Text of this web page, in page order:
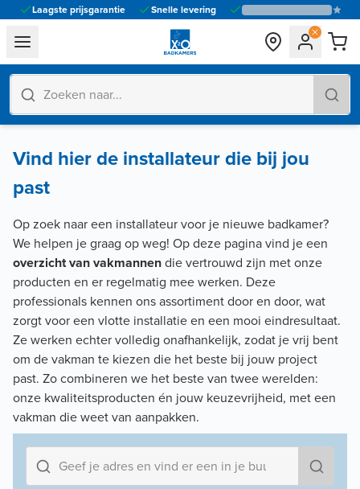
Laagste prijsgarantie Snelle levering
general.navigation.toggle_menu.label
Vind hier de installateur die bij jou
past
Op zoek naar een installateur voor je nieuwe badkamer?
We helpen je graag op weg! Op deze pagina vind je een
overzicht van vakmannendie vertrouwd zijn met onze
producten en er regelmatig mee werken. Deze
professionals kennen ons assortiment door en door, wat
zorgt voor een vlotte installatie en een mooi eindresultaat.
Ze werken echter volledig onafhankelijk, zodat je vrij bent
om de vakman te kiezen die het beste bij jouw project
past. Zo combineren we het beste van twee werelden:
onze kwaliteitsproducten én jouw keuzevrijheid, met een
vakman die weet van aanpakken.